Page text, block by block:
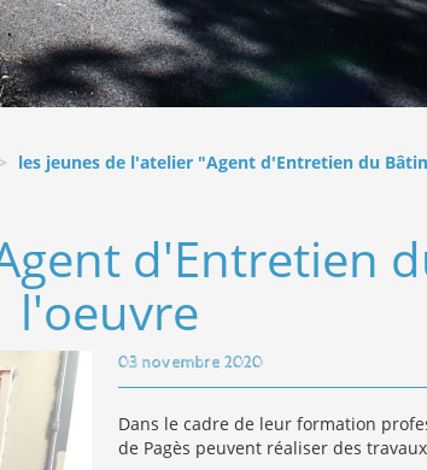
les jeunes de l'atelier "Agent d'Entretien du
d'Entretien
l'oeuvre
03 novembre 2020
Dans le cadre de leur formation
de Pagès peuvent réaliser des